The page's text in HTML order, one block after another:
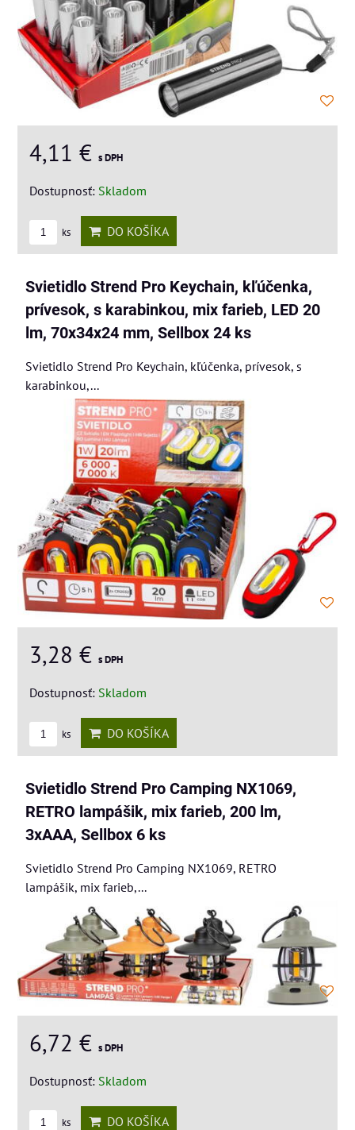
4,11 € s DPH
Dostupnosť: Skladom
ks DO KOŠÍKA
Svietidlo Strend Pro Keychain, kľúčenka,
prívesok, s karabinkou, mix farieb, LED 20
lm, 70x34x24 mm, Sellbox 24 ks
Svietidlo Strend Pro Keychain, kľúčenka, prívesok, s
karabinkou,...
3,28 € s DPH
Dostupnosť: Skladom
ks DO KOŠÍKA
Svietidlo Strend Pro Camping NX1069,
RETRO lampášik, mix farieb, 200 lm,
3xAAA, Sellbox 6 ks
Svietidlo Strend Pro Camping NX1069, RETRO
lampášik, mix farieb,...
6,72 € s DPH
Dostupnosť: Skladom
ks DO KOŠÍKA